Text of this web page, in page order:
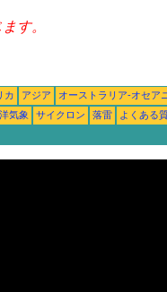
す。
カ アジア
オーストラリア-オセア
気象 サイクロン 落雷
よくある